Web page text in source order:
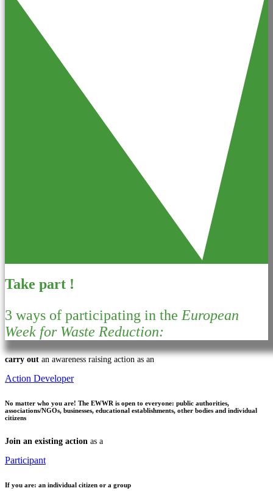
Take part !
3 ways of participating in theEuropean
Week for Waste Reduction:
carry out an awareness raising action as an
Action Developer
No matter who you are! The EWWR is open to everyone: public authorities,
associations/NGOs, businesses, educational establishments, other bodies and individual
citizens
Join an existing action as a
Participant
If you are: an individual citizen or a group